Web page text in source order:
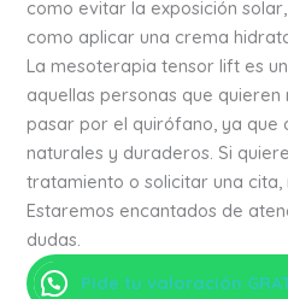
como evitar la exposición
como aplicar una crema
La mesoterapia tensor lift es
aquellas personas que
pasar por el quirófano, ya que
naturales y duraderos. Si
tratamiento o solicitar una cita,
Estaremos encantados de
dudas.
Pide tu valoración